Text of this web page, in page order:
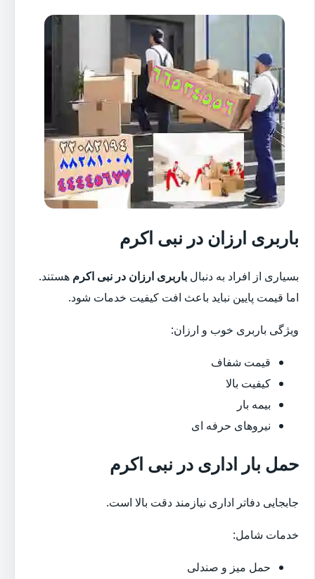
باربری ارزان در نبی اکرم
بسیاری از افراد به دنبال باربری ارزان در نبی اکرم هستند.
اما قیمت پایین نباید باعث افت کیفیت خدمات شود.
ویژگی باربری خوب و ارزان:
قیمت شفاف
کیفیت بالا
بیمه بار
نیروهای حرفه ای
حمل بار اداری در نبی اکرم
جابجایی دفاتر اداری نیازمند دقت بالا است.
خدمات شامل:
حمل میز و صندلی